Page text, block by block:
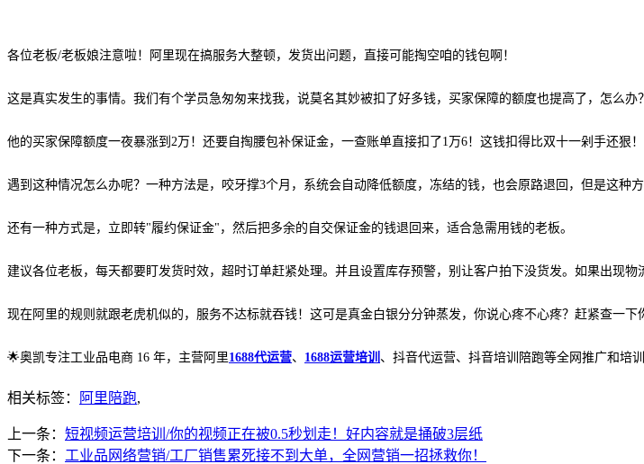
各位老板/老板娘注意啦！阿里现在搞服务大整顿，发货出问题，直接可能掏空咱的钱包啊！
这是真实发生的事情。我们有个学员急匆匆来找我，说莫名其妙被扣了好多钱，买家保障的额度也提高了，怎么办？
他的买家保障额度一夜暴涨到 2万！还要自掏腰包补保证金，一查账单直接扣了1万6！这钱扣得比双十一剁手还狠！
遇到这种情况怎么办呢？一种方法是，咬牙撑3个月，系统会自动降低额度，冻结的钱，也会原路退回，但是这种方
还有一种方式是，立即转"履约保证金"，然后把多余的自交保证金的钱退回来，适合急需用钱的老板。
建议各位老板，每天都要盯发货时效，超时订单赶紧处理。并且设置库存预警，别让客户拍下没货发。如果出现物
现在阿里的规则就跟老虎机似的，服务不达标就吞钱！这可是真金白银分分钟蒸发，你说心疼不心疼？赶紧查一下
🌟奥凯专注工业品电商 16 年，主营阿里1688代运营、 1688运营培训 、抖音代运营、抖音培训陪跑等全网推广和培
相关标签： 阿里陪跑,
上一条： 短视频运营培训/你的视频正在被0.5秒划走！好内容就是捅破3层纸
下一条： 工业品网络营销/工厂销售累死接不到大单，全网营销一招拯救你！